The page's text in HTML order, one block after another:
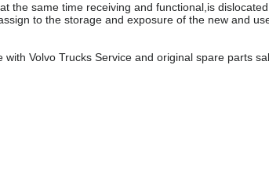
the same time receiving and functional,is
to the storage and exposure of the new and
Volvo Trucks Service and original spare parts